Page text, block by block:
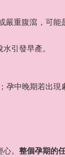
嚴重腹瀉，可
引發早產。
；孕中晚期若出
。 整個孕期的